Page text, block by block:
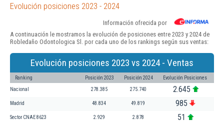
Evolución posiciones 2023 - 2024
Información ofrecida por
A continuación le mostramos la evolución de posiciones entre 2023 y 2024 de
Robledaño Odontologica Sl. por cada uno de los rankings según sus ventas:
Evolución posiciones 2023 vs 2024 - Ventas
Ranking Posición 2023 Posición 2024 Evolución Posiciones
Nacional 278.385 275.740 2.645
Madrid 48.834 49.819 985
Sector CNAE 8623 2.929 2.878 51